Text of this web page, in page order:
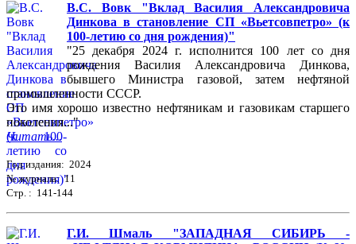
В.С. Вовк "Вклад Василия Александровича
Динкова в становление СП «Вьетсовпетро» (к
100-летию со дня рождения)"
"25 декабря 2024 г. исполнится 100 лет со дня
рождения Василия Александровича Динкова,
бывшего Министра газовой, затем нефтяной
промышленности СССР.
Это имя хорошо известно нефтяникам и газовикам старшего
поколения..."
Читать...
Год издания: 2024
№ журнала: 11
Стр. : 141-144
Г.И. Шмаль "ЗАПАДНАЯ СИБИРЬ -